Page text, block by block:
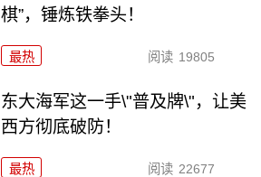
棋”，锤炼铁拳头！
最热 阅读 19805
东大海军这一手\"普及牌\"，让美
西方彻底破防！
最热 阅读 22677